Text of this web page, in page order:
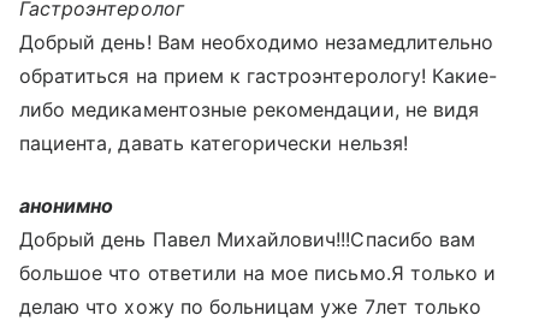
Гастроэнтеролог
Добрый день! Вам необходимо незамедлительно
обратиться на прием к гастроэнтерологу! Какие-
либо медикаментозные рекомендации, не видя
пациента, давать категорически нельзя!
анонимно
Добрый день Павел Михайлович!!!Спасибо вам
большое что ответили на мое письмо.Я только и
делаю что хожу по больницам уже 7лет только